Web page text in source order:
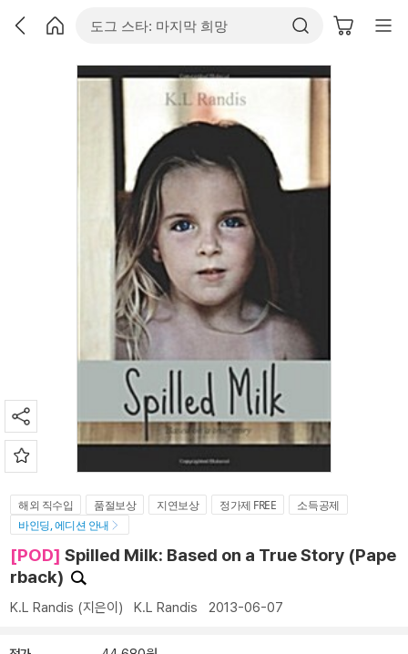
해외 직수입 품절보상 지연보상 정가제 FREE
소득공제
바인딩, 에디션 안내
[POD] Spilled Milk: Based on a True Story (Pape
rback)
K.L Randis (지은이) K.L Randis 2013-06-07